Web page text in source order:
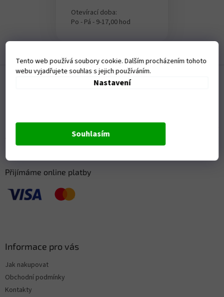
Tento web používá soubory cookie. Dalším procházením tohoto
webu vyjadřujete souhlas s jejich používáním.
Nastavení
Souhlasím
Otevírací doba:
Po - Pá - 9-17,00 hod
Přijímáme online platby
Informace pro vás
Jak nakupovat
Obchodní podmínky
Kontakty